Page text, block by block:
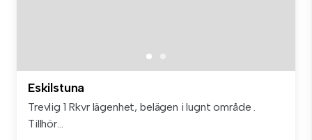
Eskilstuna
Trevlig 1 Rkvr lägenhet, belägen i lugnt område .
Tillhör...